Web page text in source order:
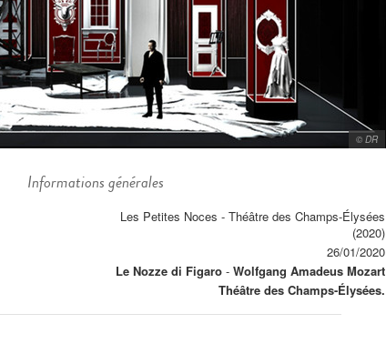
© DR
Informations générales
Les Petites Noces - Théâtre des Champs-Élysées
(2020)
26/01/2020
Le Nozze di Figaro - Wolfgang Amadeus Mozart
Théâtre des Champs-Élysées.